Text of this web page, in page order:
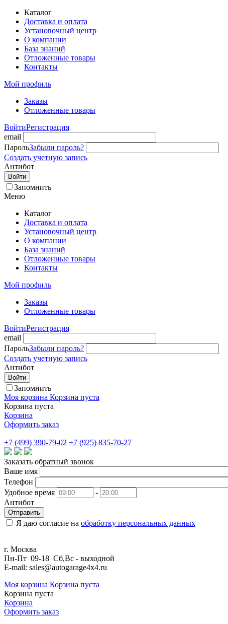
Каталог
Доставка и оплата
Установочный центр
О компании
База знаний
Отложенные товары
Контакты
Мой профиль
Заказы
Отложенные товары
ВойтиРегистрация
email
ПарольЗабыли пароль?
Создать учетную запись
Антибот
Войти
Запомнить
Меню
Каталог
Доставка и оплата
Установочный центр
О компании
База знаний
Отложенные товары
Контакты
Мой профиль
Заказы
Отложенные товары
ВойтиРегистрация
email
ПарольЗабыли пароль?
Создать учетную запись
Антибот
Войти
Запомнить
Моя корзина Корзина пуста
Корзина пуста
Корзина
Оформить заказ
+7 (499) 390-79-02 +7 (925) 835-70-27
Заказать обратный звонок
Ваше имя
Телефон
Удобное время
-
Антибот
Отправить
Я даю согласие на обработку персональных данных
г. Москва
Пн-Пт 09-18 Сб,Вс - выходной
E-mail: sales@autogarage4x4.ru
Моя корзина Корзина пуста
Корзина пуста
Корзина
Оформить заказ